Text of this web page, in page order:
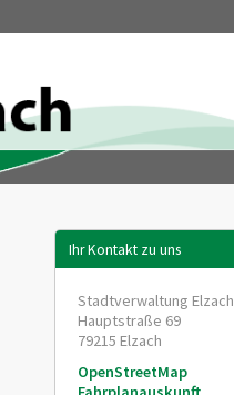
Ihr Kontakt zu uns
Stadtverwaltung Elzach
Hauptstraße 69
79215 Elzach
OpenStreetMap